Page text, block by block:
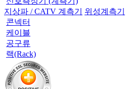
지상파 / CATV 계측기
위성계측기
콘넥터
케이블
공구류
랙(Rack)